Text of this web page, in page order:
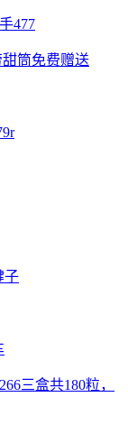
477
甜筒免费赠送
子
三盒共180粒，